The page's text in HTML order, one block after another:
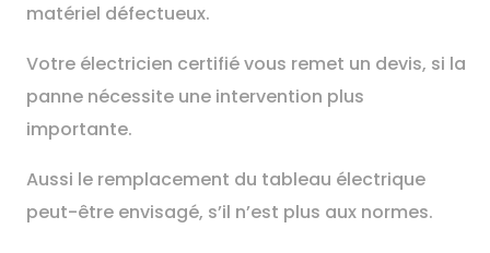
matériel défectueux.
Votre électricien certifié vous remet un devis, si la
panne nécessite une intervention plus
importante.
Aussi le remplacement du tableau électrique
peut-être envisagé, s’il n’est plus aux normes.